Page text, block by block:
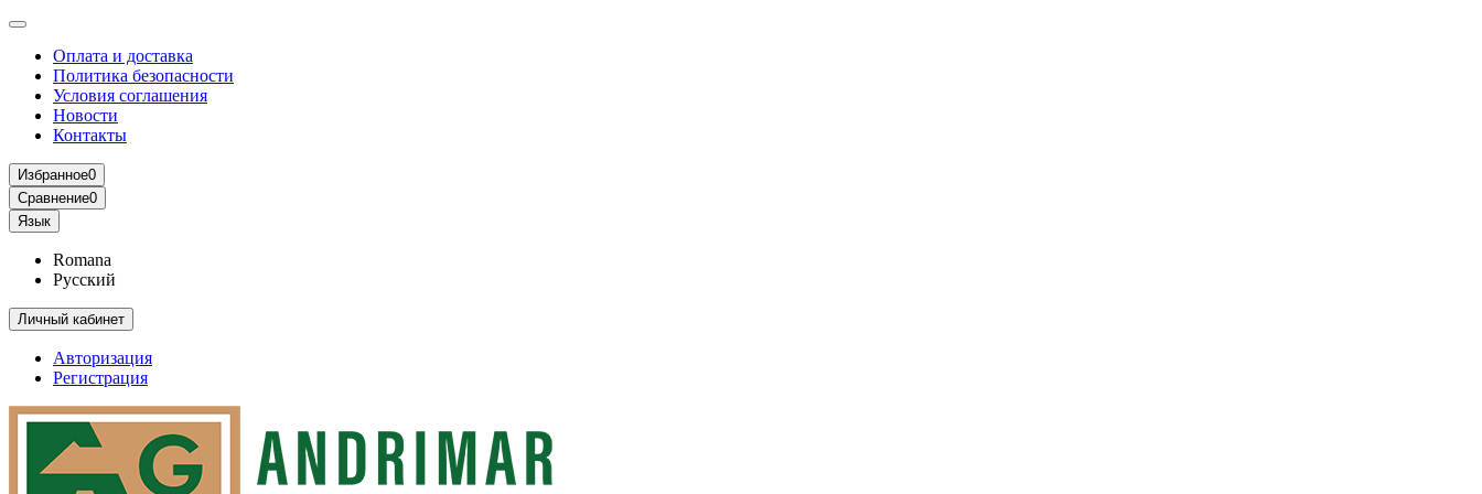
Оплата и доставка
Политика безопасности
Условия соглашения
Новости
Контакты
Избранное0
Сравнение0
Язык
Romana
Русский
Личный кабинет
Авторизация
Регистрация